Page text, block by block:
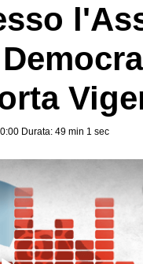
Durata: 49 min 1 sec